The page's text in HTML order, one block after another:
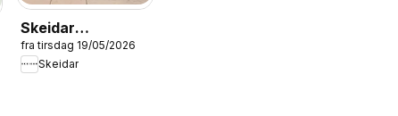
Skeidar
Hagekatalog
2026
fra tirsdag 19/05/2026
Skeidar